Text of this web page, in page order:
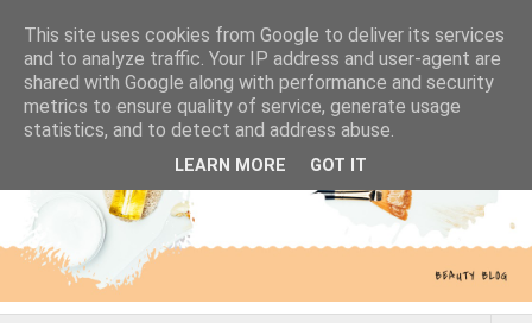
This site uses cookies from Google to deliver its services
and to analyze traffic. Your IP address and user-agent are
shared with Google along with performance and security
metrics to ensure quality of service, generate usage
statistics, and to detect and address abuse.
LEARN MORE GOT IT